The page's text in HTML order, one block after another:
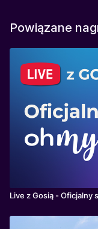
Powiązane
Live z Gosią - Oficjalny